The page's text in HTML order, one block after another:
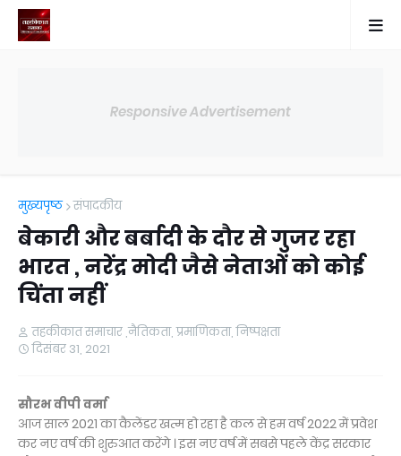
Responsive Advertisement
मुख्यपृष्ठ संपादकीय
बेकारी और बर्बादी के दौर से गुजर रहा
भारत , नरेंद्र मोदी जैसे नेताओं को कोई
चिंता नहीं
तहकीकात समाचार ,नैतिकता, प्रमाणिकता, निष्पक्षता
दिसंबर 31, 2021
सौरभ वीपी वर्मा
आज साल 2021 का कैलेंडर खत्म हो रहा है कल से हम वर्ष 2022 में प्रवेश
कर नए वर्ष की शुरुआत करेंगे । इस नए वर्ष में सबसे पहले केंद्र सरकार